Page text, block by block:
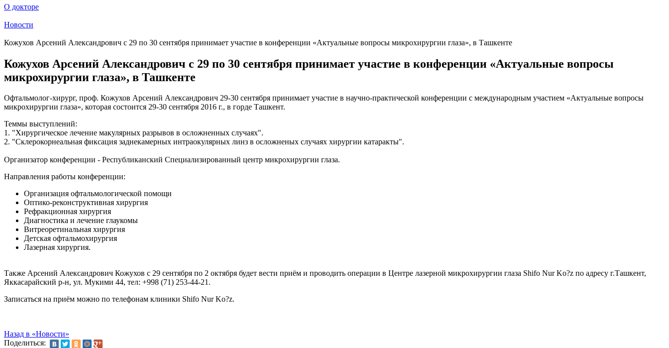
О докторе
Новости
Кожухов Арсений Александрович с 29 по 30 сентября принимает участие в конференции «Актуальные вопросы микрохирургии глаза», в Ташкенте
Кожухов Арсений Александрович с 29 по 30 сентября принимает участие в конференции «Актуальные вопросы
микрохирургии глаза», в Ташкенте
Офтальмолог-хирург, проф. Кожухов Арсений Александрович 29-30 сентября принимает участие в научно-практической конференции с международным участием «Актуальные вопросы
микрохирургии глаза», которая состоится 29-30 сентября 2016 г., в горде Ташкент.
Теммы выступлений:
1. "Хирургическое лечение макулярных разрывов в осложненных случаях".
2. "Склерокорнеальная фиксация заднекамерных интраокулярных линз в осложненых случаях хирургии катаракты".
Организатор конференции - Республиканский Специализированный центр микрохирургии глаза.
Направления работы конференции:
Организация офтальмологической помощи
Оптико-реконструктивная хирургия
Рефракционная хирургия
Диагностика и лечение глаукомы
Витреоретинальная хирургия
Детская офтальмохирургия
Лазерная хирургия.
Также Арсений Александрович Кожухов с 29 сентября по 2 октября будет вести приём и проводить операции в Центре лазерной микрохирургии глаза Shifo Nur Ko?z по адресу г.Ташкент,
Яккасарайский р-н, ул. Мукими 44, тел: +998 (71) 253-44-21.
Записаться на приём можно по телефонам клиники Shifo Nur Ko?z.
Назад в «Новости»
Поделиться: